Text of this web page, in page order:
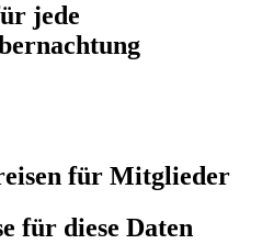
jede
für Mitglieder
für diese Daten